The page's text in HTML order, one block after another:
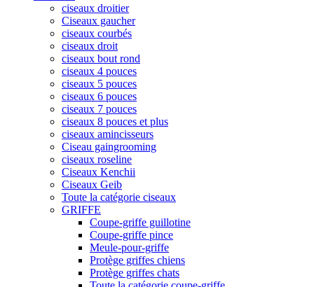
ciseaux droitier
Ciseaux gaucher
ciseaux courbés
ciseaux droit
ciseaux bout rond
ciseaux 4 pouces
ciseaux 5 pouces
ciseaux 6 pouces
ciseaux 7 pouces
ciseaux 8 pouces et plus
ciseaux amincisseurs
Ciseau gaingrooming
ciseaux roseline
Ciseaux Kenchii
Ciseaux Geib
Toute la catégorie ciseaux
GRIFFE
Coupe-griffe guillotine
Coupe-griffe pince
Meule-pour-griffe
Protège griffes chiens
Protège griffes chats